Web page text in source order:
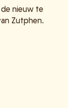
nieuw te
Zutphen.